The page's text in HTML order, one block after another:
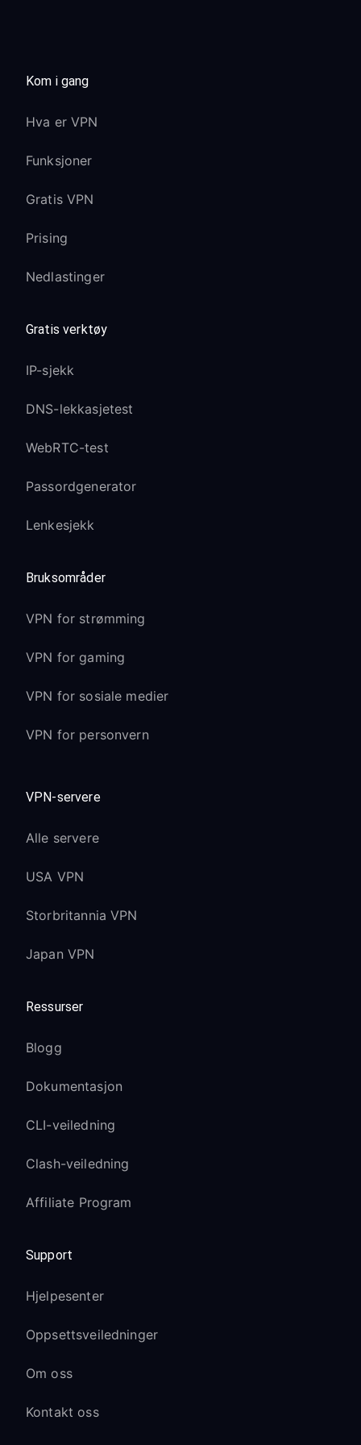
Play ikke er tilgjengelig
Full tilgang til apper i Google Play
Stemmekommandoer via Google
Innebygd Chromecast-funksjonalitet
Sony-bildebehandling:
skjermteknologi fungerer optimalt
opprettholder kvalitet gjennom VPN
(Cinema, Sports, osv.) forblir aktive
Google TV-grensesnitt
(nyere modeller):
Personlige innholdsanbefalinger
Fanen “For You” i Google TV kan vise
regionspesifikt innhold
Talesøk via Google Assistant fungerer
Android TV-versjoner
Proxy-innstillinger under
Forbedrede sikkerhetsfunksjoner kan
→Wi-Fi
konfigurasjon
Google TV (nyeste Sony-
oppdatert grensesnitt
& Internet
Feilsøking av Sony
TV-problemer
Sony TV-en kan ikke koble til proxy:
har konfigurert proxy-innstillingene
Sørg for at begge enhetene er på
Sjekk om Sony TV-programvaren er
Kom i gang
Hva er VPN
Funksjoner
Gratis VPN
Prising
Nedlastinger
Gratis verktøy
IP-sjekk
DNS-lekkasjetest
WebRTC-test
Passordgenerator
Lenkesjekk
Bruksområder
VPN for strømming
VPN for gaming
VPN for sosiale medier
VPN for personvern
VPN-servere
Alle servere
USA VPN
Storbritannia VPN
Japan VPN
Ressurser
Blogg
Dokumentasjon
CLI-veiledning
Clash-veiledning
Affiliate Program
Support
Hjelpesenter
Oppsettsveiledninger
Om oss
Kontakt oss